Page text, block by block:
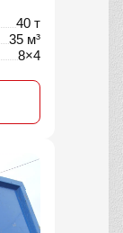
40 т
35 м³
8×4